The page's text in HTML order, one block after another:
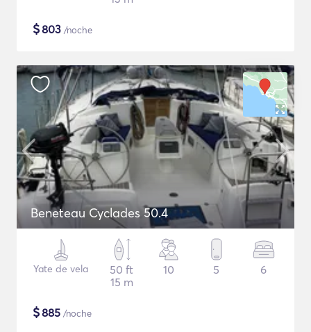
$803 /noche
Beneteau Cyclades 50.4
Yate de vela
50 ft
15 m
10 5 6
$885 /noche